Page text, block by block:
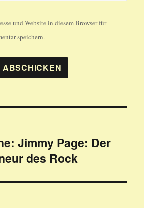
und Website in diesem Browser für
speichern.
Jimmy Page: Der
des Rock